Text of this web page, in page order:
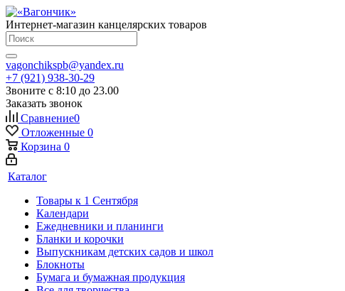
Интернет-магазин канцелярских товаров
vagonchikspb@yandex.ru
+7 (921) 938-30-29
Звоните с 8:10 до 23.00
Заказать звонок
Сравнение0
Отложенные 0
Корзина 0
Каталог
Товары к 1 Сентября
Календари
Ежедневники и планинги
Бланки и корочки
Выпускникам детских садов и школ
Блокноты
Бумага и бумажная продукция